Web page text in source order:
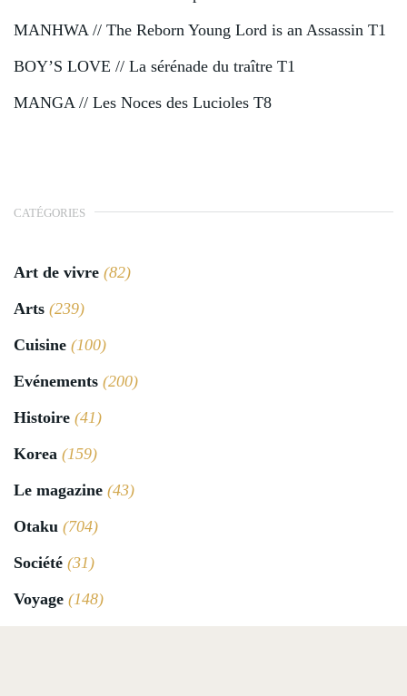
MANHWA // The Reborn Young Lord is an Assassin T1
BOY’S LOVE // La sérénade du traître T1
MANGA // Les Noces des Lucioles T8
CATÉGORIES
Art de vivre (82)
Arts (239)
Cuisine (100)
Evénements (200)
Histoire (41)
Korea (159)
Le magazine (43)
Otaku (704)
Société (31)
Voyage (148)